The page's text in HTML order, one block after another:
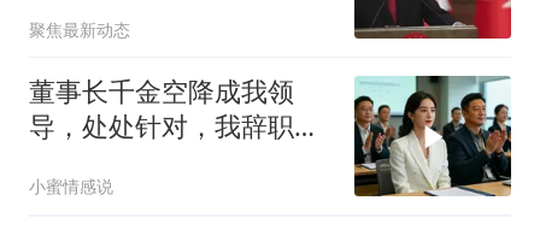
聚焦最新动态
董事长千金空降成我领
导，处处针对，我辞职
小蜜情感说